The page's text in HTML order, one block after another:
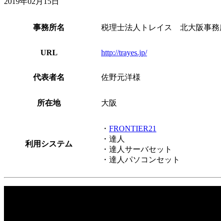
事務所名 税理士法人トレイス 北大阪事務
URL http://trayes.jp/
代表者名 佐野元洋様
所在地 大阪
利用システム
・ FRONTIER21
・達人
・達人サーバセット
・達人パソコンセット